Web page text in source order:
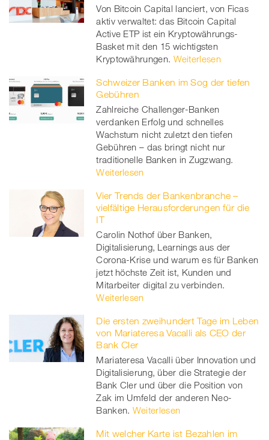
Von Bitcoin Capital lanciert, von Ficas
aktiv verwaltet: das Bitcoin Capital
Active ETP ist ein Kryptowährungs-
Basket mit den 15 wichtigsten
Kryptowährungen. Weiterlesen
Schweizer Banken im Sog der tiefen
Gebühren
Zahlreiche Challenger-Banken
verdanken Erfolg und schnelles
Wachstum nicht zuletzt den tiefen
Gebühren – das bringt nicht nur
traditionelle Banken in Zugzwang.
Weiterlesen
Vier Trends der Bankenbranche –
vielfältige Herausforderungen für die
IT
Carolin Nothof über Banken,
Digitalisierung, Learnings aus der
Corona-Krise und warum es für Banken
jetzt höchste Zeit ist, Kunden und
Mitarbeiter digital zu verbinden.
Weiterlesen
Die ersten zweihundert Tage im Leben
von Mariateresa Vacalli als CEO der
Bank Cler
Mariateresa Vacalli über Innovation und
Digitalisierung, über die Strategie der
Bank Cler und über die Position von
Zak im Umfeld der anderen Neo-
Banken. Weiterlesen
Mit welcher Karte ist Bezahlen im